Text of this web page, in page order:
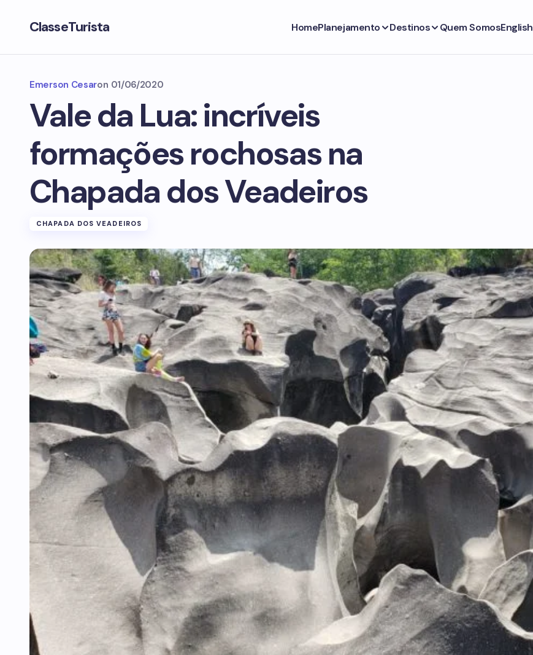
ClasseTurista HomePlanejamento Destinos Quem SomosEnglish
Emerson Cesaron 01/06/2020
Vale da Lua: incríveis
formações rochosas na
Chapada dos Veadeiros
CHAPADA DOS VEADEIROS